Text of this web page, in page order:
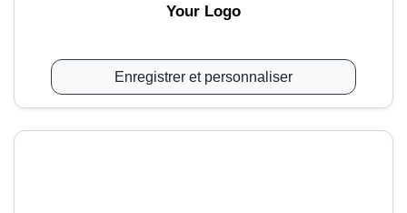
Your Logo
Enregistrer et personnaliser